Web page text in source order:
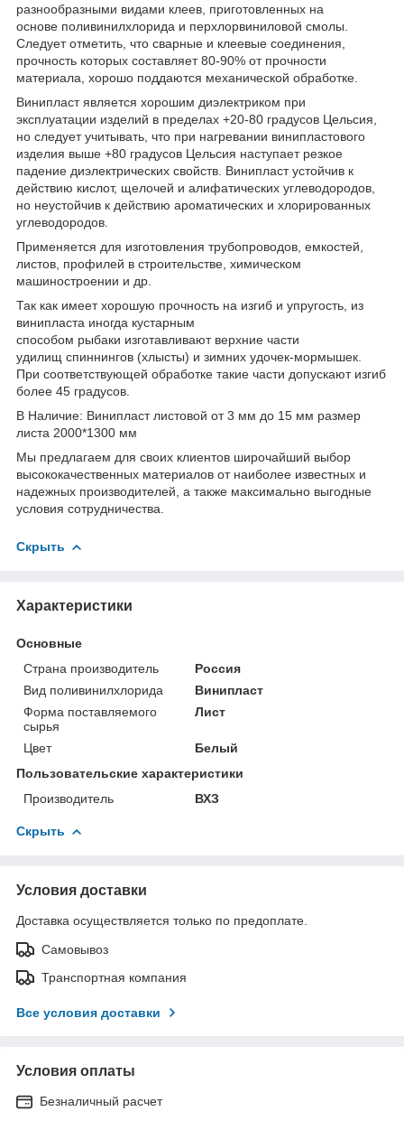
разнообразными видами клеев, приготовленных на
основе поливинилхлорида и перхлорвиниловой смолы.
Следует отметить, что сварные и клеевые соединения,
прочность которых составляет 80-90% от прочности
материала, хорошо поддаются механической обработке.
Винипласт является хорошим диэлектриком при
эксплуатации изделий в пределах +20-80 градусов Цельсия,
но следует учитывать, что при нагревании винипластового
изделия выше +80 градусов Цельсия наступает резкое
падение диэлектрических свойств. Винипласт устойчив к
действию кислот, щелочей и алифатических углеводородов,
но неустойчив к действию ароматических и хлорированных
углеводородов.
Применяется для изготовления трубопроводов, емкостей,
листов, профилей в строительстве, химическом
машиностроении и др.
Так как имеет хорошую прочность на изгиб и упругость, из
винипласта иногда кустарным
способом рыбаки изготавливают верхние части
удилищ спиннингов (хлысты) и зимних удочек-мормышек.
При соответствующей обработке такие части допускают изгиб
более 45 градусов.
В Наличие: Винипласт листовой от 3 мм до 15 мм размер
листа 2000*1300 мм
Мы предлагаем для своих клиентов широчайший выбор
высококачественных материалов от наиболее известных и
надежных производителей, а также максимально выгодные
условия сотрудничества.
Скрыть
Характеристики
Основные
Страна производитель
Россия
Вид поливинилхлорида
Винипласт
Форма поставляемого
сырья
Лист
Цвет
Белый
Пользовательские характеристики
Производитель
ВХЗ
Скрыть
Условия доставки
Доставка осуществляется только по предоплате.
Самовывоз
Транспортная компания
Все условия доставки
Условия оплаты
Безналичный расчет